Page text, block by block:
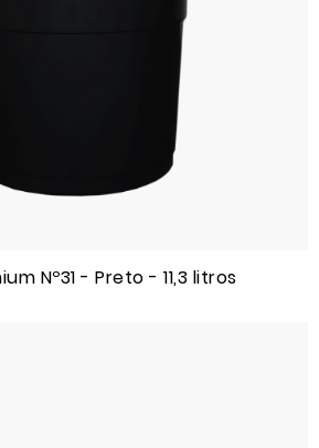
Nº31 - Preto - 11,3 litros